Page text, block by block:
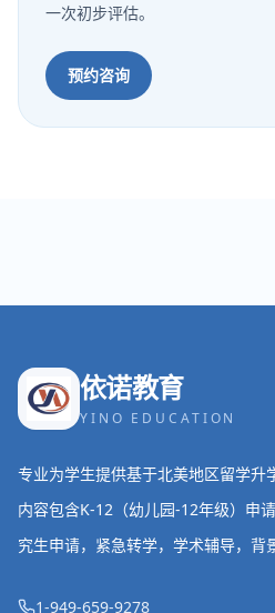
一次初步评估。
预约咨询
依诺教育
YINO EDUCATION
专业为学生提供基于北美地区留学升
内容包含K-12（幼儿园-12年级）申
究生申请，紧急转学，学术辅导，背
1-949-659-9278